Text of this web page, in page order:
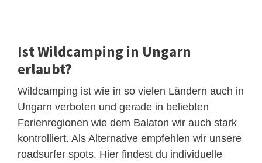
Ist Wildcamping in Ungarn
erlaubt?
Wildcamping ist wie in so vielen Ländern auch in
Ungarn verboten und gerade in beliebten
Ferienregionen wie dem Balaton wir auch stark
kontrolliert. Als Alternative empfehlen wir unsere
roadsurfer spots. Hier findest du individuelle